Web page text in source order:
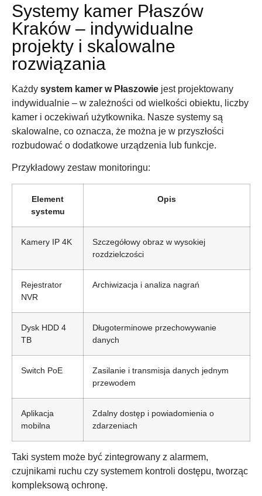
Systemy kamer Płaszów
Kraków – indywidualne
projekty i skalowalne
rozwiązania
Każdy system kamer w Płaszowie jest projektowany
indywidualnie – w zależności od wielkości obiektu, liczby
kamer i oczekiwań użytkownika. Nasze systemy są
skalowalne, co oznacza, że można je w przyszłości
rozbudować o dodatkowe urządzenia lub funkcje.
Przykładowy zestaw monitoringu:
Element
systemu
Opis
Kamery IP 4K
Szczegółowy obraz w wysokiej
rozdzielczości
Rejestrator
NVR
Archiwizacja i analiza nagrań
Dysk HDD 4
TB
Długoterminowe przechowywanie
danych
Switch PoE
Zasilanie i transmisja danych jednym
przewodem
Aplikacja
mobilna
Zdalny dostęp i powiadomienia o
zdarzeniach
Taki system może być zintegrowany z alarmem,
czujnikami ruchu czy systemem kontroli dostępu, tworząc
kompleksową ochronę.